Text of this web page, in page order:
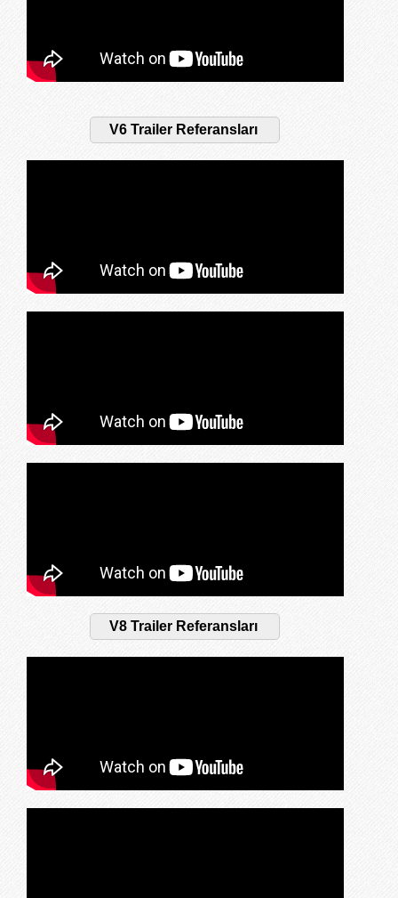
V6 Trailer Referansları
V8 Trailer Referansları